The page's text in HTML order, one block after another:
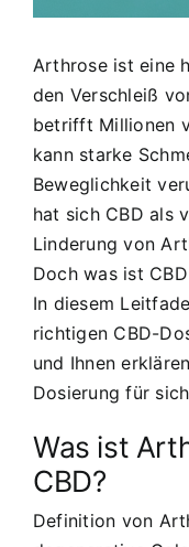
Arthrose ist eine
den Verschleiß
betrifft Millionen
kann starke
Beweglichkeit
hat sich CBD als
Linderung von
Doch was ist
In diesem
richtigen CBD-
und Ihnen
Dosierung für
Was ist
CBD?
Definition von